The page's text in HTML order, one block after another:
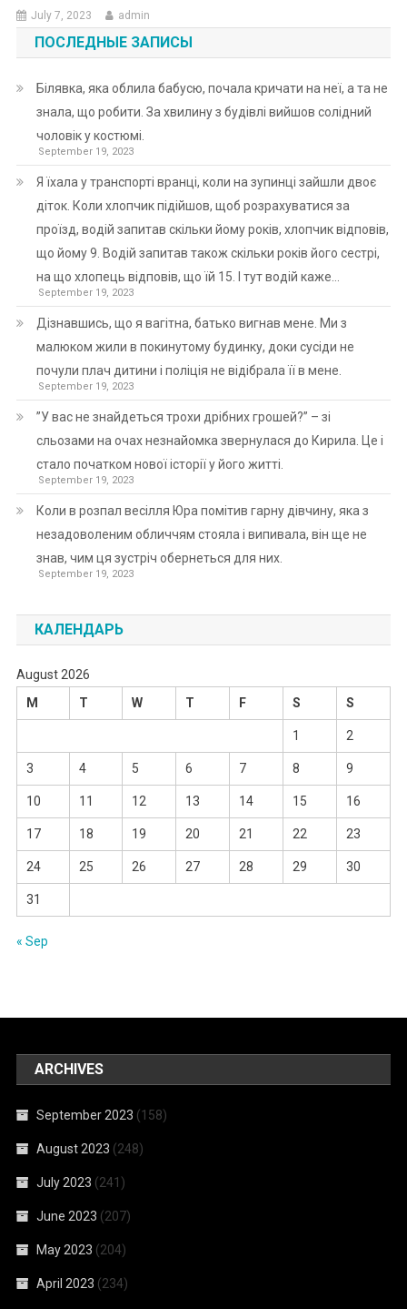
July 7, 2023 admin
ПОСЛЕДНЫЕ ЗАПИСЫ
Білявка, яка облила бабусю, почала кричати на неї, а та не
знала, що робити. За хвилину з будівлі вийшов солідний
чоловік у костюмі.
September 19, 2023
Я їхала у транспорті вранці, коли на зупинці зайшли двоє
діток. Коли хлопчик підійшов, щоб розрахуватися за
проїзд, водій запитав скільки йому років, хлопчик відповів,
що йому 9. Водій запитав також скільки років його сестрі,
на що хлопець відповів, що їй 15. І тут водій каже…
September 19, 2023
Дізнавшись, що я вагітна, батько вигнав мене. Ми з
малюком жили в покинутому будинку, доки сусіди не
почули плач дитини і поліція не відібрала її в мене.
September 19, 2023
”У вас не знайдеться трохи дрібних грошей?” – зі
сльозами на очах незнайомка звернулася до Кирила. Це і
стало початком нової історії у його житті.
September 19, 2023
Коли в розпал весілля Юра помітив гарну дівчину, яка з
незадоволеним обличчям стояла і випивала, він ще не
знав, чим ця зустріч обернеться для них.
September 19, 2023
КАЛЕНДАРЬ
August 2026
M
T W T F S S
1 2
3 4 5 6 7 8 9
10 11 12 13 14 15 16
17 18 19 20 21 22 23
24 25 26 27 28 29 30
31
« Sep
ARCHIVES
September 2023 (158)
August 2023 (248)
July 2023 (241)
June 2023 (207)
May 2023 (204)
April 2023 (234)